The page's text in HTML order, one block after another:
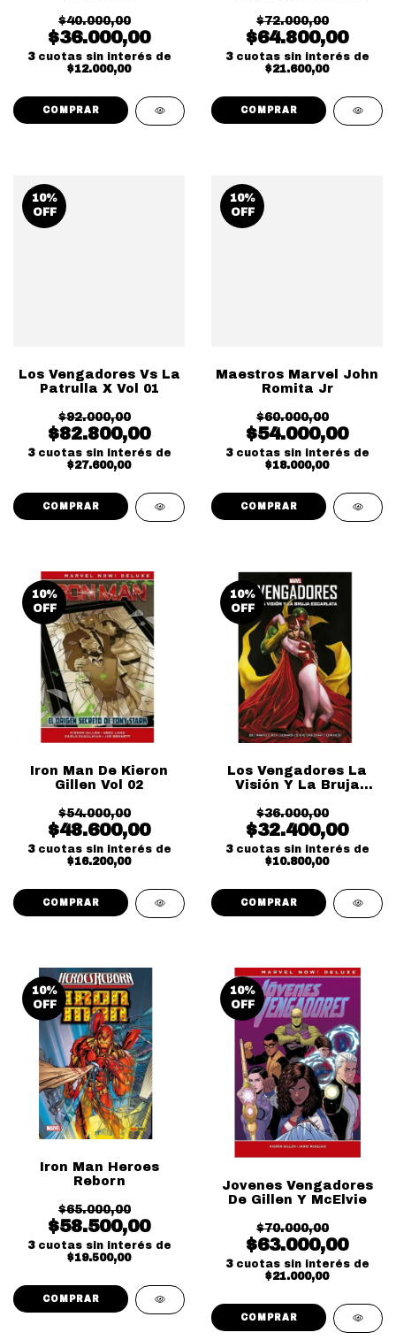
$40.000,00
$36.000,00
3 cuotas sin interés de
$12.000,00
$72.000,00
$64.800,00
3 cuotas sin interés de
$21.600,00
10%
OFF
Los Vengadores Vs La
Patrulla X Vol 01
$92.000,00
$82.800,00
3 cuotas sin interés de
$27.600,00
10%
OFF
Maestros Marvel John
Romita Jr
$60.000,00
$54.000,00
3 cuotas sin interés de
$18.000,00
10%
OFF
Iron Man De Kieron
Gillen Vol 02
$54.000,00
$48.600,00
3 cuotas sin interés de
$16.200,00
10%
OFF
Los Vengadores La
Visión Y La Bruja
$36.000,00
$32.400,00
3 cuotas sin interés de
$10.800,00
10%
OFF
Iron Man Heroes
Reborn
$65.000,00
$58.500,00
3 cuotas sin interés de
$19.500,00
10%
OFF
Jovenes Vengadores
De Gillen Y McElvie
$70.000,00
$63.000,00
3 cuotas sin interés de
$21.000,00